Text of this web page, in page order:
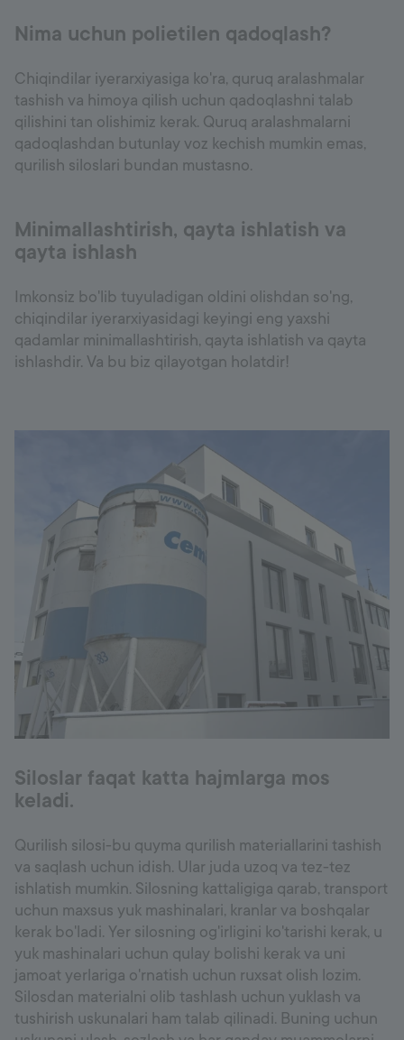
Nima uchun polietilen qadoqlash?
Chiqindilar iyerarxiyasiga ko'ra, quruq aralashmalar
tashish va himoya qilish uchun qadoqlashni talab
qilishini tan olishimiz kerak. Quruq aralashmalarni
qadoqlashdan butunlay voz kechish mumkin emas,
qurilish siloslari bundan mustasno.
Minimallashtirish, qayta ishlatish va
qayta ishlash
Imkonsiz bo'lib tuyuladigan oldini olishdan so'ng,
chiqindilar iyerarxiyasidagi keyingi eng yaxshi
qadamlar minimallashtirish, qayta ishlatish va qayta
ishlashdir. Va bu biz qilayotgan holatdir!
Siloslar faqat katta hajmlarga mos
keladi.
Qurilish silosi-bu quyma qurilish materiallarini tashish
va saqlash uchun idish. Ular juda uzoq va tez-tez
ishlatish mumkin. Silosning kattaligiga qarab, transport
uchun maxsus yuk mashinalari, kranlar va boshqalar
kerak bo'ladi. Yer silosning og'irligini ko'tarishi kerak, u
yuk mashinalari uchun qulay bolishi kerak va uni
jamoat yerlariga o'rnatish uchun ruxsat olish lozim.
Silosdan materialni olib tashlash uchun yuklash va
tushirish uskunalari ham talab qilinadi. Buning uchun